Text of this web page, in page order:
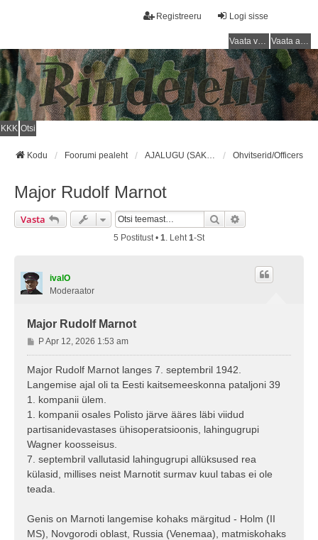
Logi sisse
Registreeru
Vaata vastamata teemasi Vaata aktiivseid teemasid
KKK Otsi
Kodu Foorumi pealeht AJALUGU (SAKSA SÕJAVÄGI) / HISTORY (GERMAN ARMY) Ohvitserid/Officers
Major Rudolf Marnot
Vasta Otsi
5 Postitust • 1. Leht1-st
ivalO
Moderaator
Major Rudolf Marnot
P
o
s
i
u
s
P Apr 12, 2026 1:53 am
Major Rudolf Marnot langes 7. septembril 1942.
Langemise ajal oli ta Eesti kaitsemeeskonna pataljoni 39
1. kompanii ülem.
1. kompanii osales Polisto järve ääres läbi viidud
partisanidevastases ühisoperatsioonis, lahingugrupi
Wagner koosseisus.
7. septembril vallutasid lahingugrupi allüksused rea
külasid, millises neist Marnotit surmav kuul tabas ei ole
teada.
Genis on Marnoti langemise kohaks märgitud - Holm (II
MS), Novgorodi oblast, Russia (Venemaa), matmiskohaks